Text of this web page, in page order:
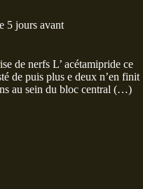
5 jours avant
de nerfs L’ acétamipride ce
de puis plus e deux n’en finit
au sein du bloc central (…)